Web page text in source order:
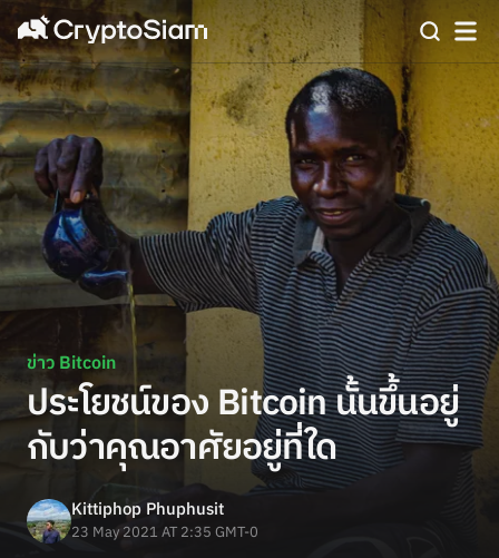
ข่าว Bitcoin
ประโยชน์ของ Bitcoin นั้นขึ้นอยู่
กับว่าคุณอาศัยอยู่ที่ใด
Kittiphop Phuphusit
23 May 2021 AT 2:35 GMT-0